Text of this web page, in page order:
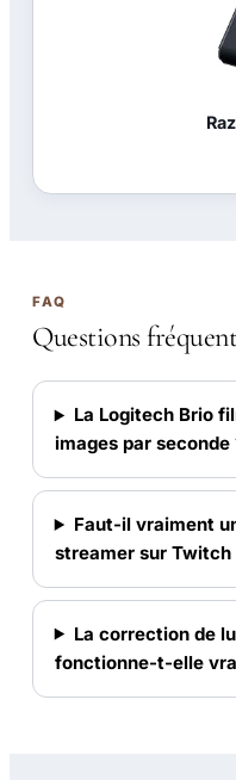
FAQ
Questions
La Logitech Brio
images par seconde
Faut-il vraiment
streamer sur Twitch
La correction de
fonctionne-t-elle